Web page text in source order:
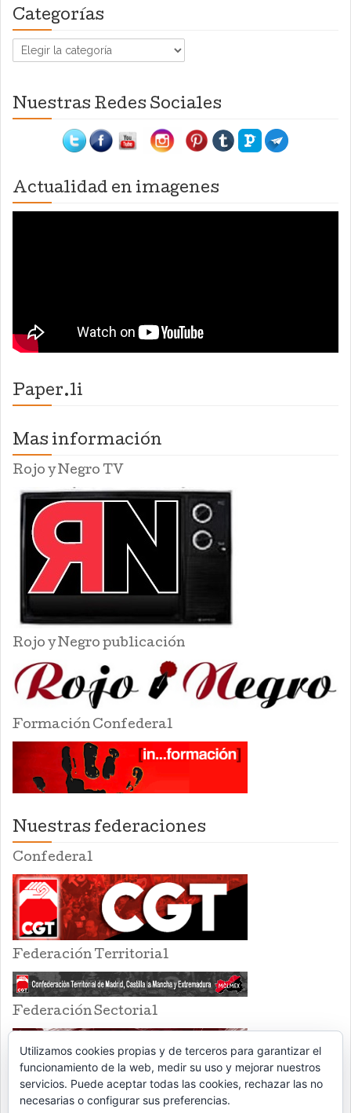
Categorías
Categorías
Nuestras Redes Sociales
Actualidad en imagenes
Paper.li
Mas información
Rojo y Negro TV
Rojo y Negro publicación
Formación Confederal
Nuestras federaciones
Confederal
Federación Territorial
Federación Sectorial
Utilizamos cookies propias y de terceros para garantizar el
funcionamiento de la web, medir su uso y mejorar nuestros
servicios. Puede aceptar todas las cookies, rechazar las no
necesarias o configurar sus preferencias.